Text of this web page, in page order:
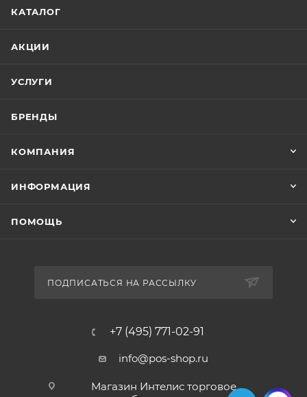
КАТАЛОГ
АКЦИИ
УСЛУГИ
БРЕНДЫ
КОМПАНИЯ
ИНФОРМАЦИЯ
ПОМОЩЬ
ПОДПИСАТЬСЯ НА РАССЫЛКУ
+7 (495) 771-02-91
info@pos-shop.ru
Магазин Интелис торговое